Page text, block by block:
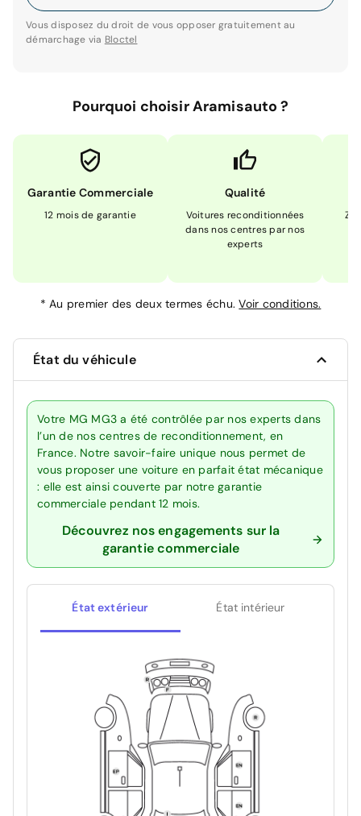
Vous disposez du droit de vous opposer gratuitement au
démarchage via Bloctel
Pourquoi choisir Aramisauto ?
Garantie Commerciale
12 mois de garantie
Qualité
Voitures reconditionnées
dans nos centres par nos
experts
*Au premier des deux termes échu.Voir conditions.
État du véhicule
Votre MG MG3 a été contrôlée par nos experts dans
l’un de nos centres de reconditionnement, en
France. Notre savoir-faire unique nous permet de
vous proposer une voiture en parfait état mécanique
: elle est ainsi couverte par notre garantie
commerciale pendant 12 mois.
Découvrez nos engagements sur la
garantie commerciale
État extérieur État intérieur